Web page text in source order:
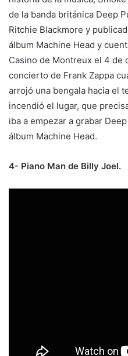
de la banda británica Deep
Ritchie Blackmore y
álbum Machine Head y
Casino de Montreux el 4 de
concierto de Frank Zappa
arrojó una bengala hacia el
incendió el lugar, que
iba a empezar a grabar
álbum Machine Head.
4- Piano Man de Billy Joel.